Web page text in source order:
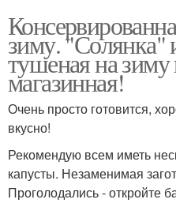
зиму. "Солянка"
тушеная на зиму
магазинная!
Очень просто готовится,
вкусно!
Рекомендую всем иметь
капусты. Незаменимая
Проголодались - откройте